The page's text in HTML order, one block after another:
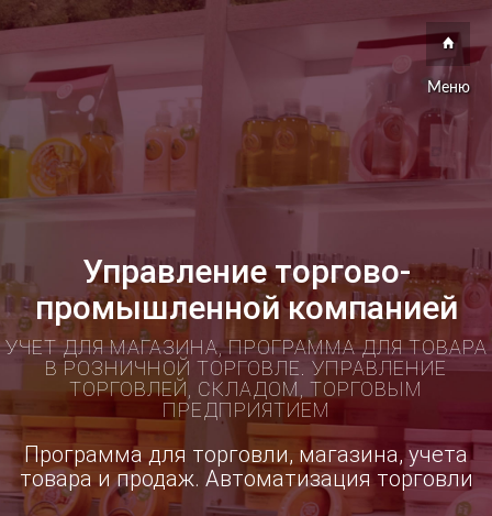
Меню
Управление торгово-
промышленной компанией
УЧЕТ ДЛЯ МАГАЗИНА, ПРОГРАММА ДЛЯ ТОВАРА
В РОЗНИЧНОЙ ТОРГОВЛЕ. УПРАВЛЕНИЕ
ТОРГОВЛЕЙ, СКЛАДОМ, ТОРГОВЫМ
ПРЕДПРИЯТИЕМ
Программа для торговли, магазина, учета
товара и продаж. Автоматизация торговли